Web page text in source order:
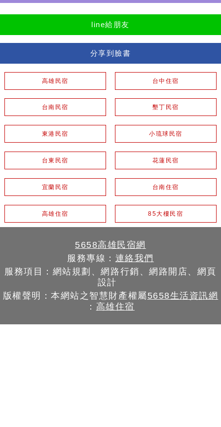
line給朋友
分享到臉書
高雄民宿 台中住宿
台南民宿 墾丁民宿
東港民宿 小琉球民宿
台東民宿 花蓮民宿
宜蘭民宿 台南住宿
高雄住宿 85大樓民宿
5658高雄民宿網
服務專線： 連絡我們
服務項目：網站規劃、網路行銷、網路開店、網頁
設計
版權聲明：本網站之智慧財產權屬5658生活資訊網
： 高雄住宿